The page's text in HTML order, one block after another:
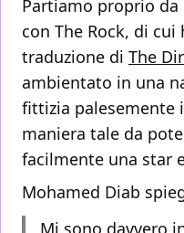
Partiamo proprio
con The Rock, di
traduzione di The
ambientato in una
fittizia palesemente
maniera tale da
facilmente una star
Mohamed Diab